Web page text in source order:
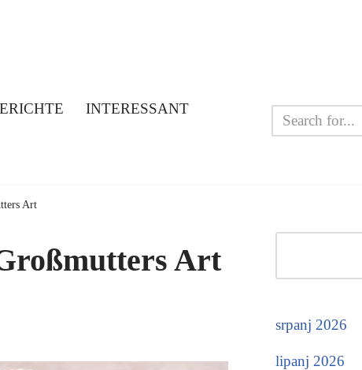
INTERESSANT
Art
Art
srpanj 2026
lipanj 2026